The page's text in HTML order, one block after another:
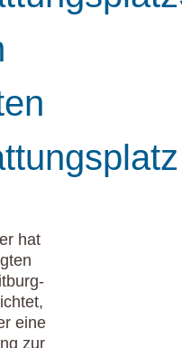
hat
eine
zur